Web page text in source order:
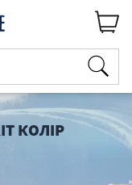
КОЛІР